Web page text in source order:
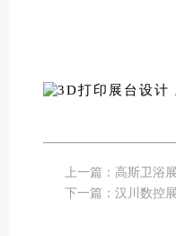
上一篇： 高斯卫浴
下一篇：汉川数控